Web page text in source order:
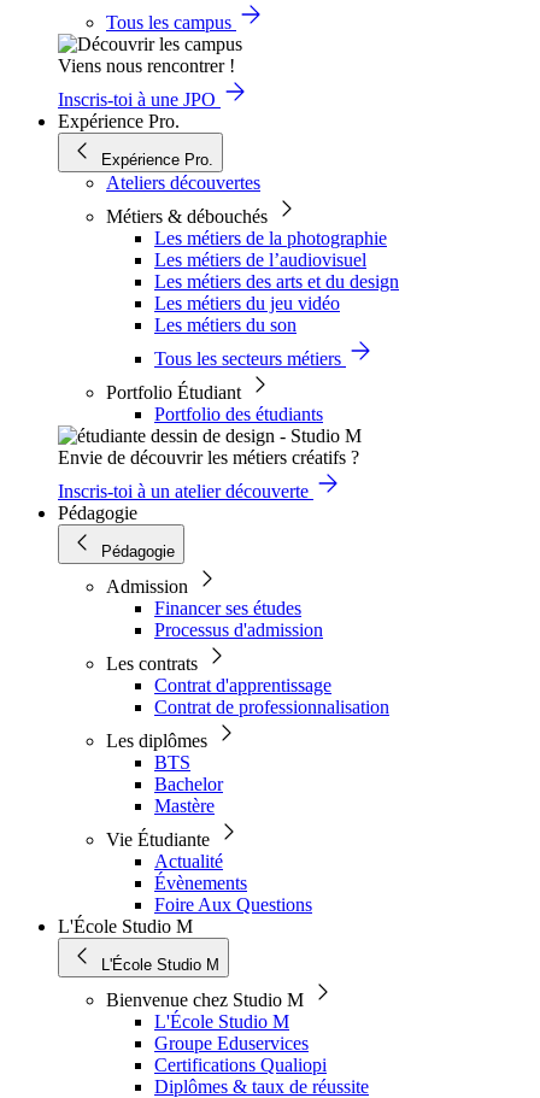
Tous les campus
Viens nous rencontrer !
Inscris-toi à une JPO
Expérience Pro.
Expérience Pro.
Ateliers découvertes
Métiers & débouchés
Les métiers de la photographie
Les métiers de l’audiovisuel
Les métiers des arts et du design
Les métiers du jeu vidéo
Les métiers du son
Tous les secteurs métiers
Portfolio Étudiant
Portfolio des étudiants
Envie de découvrir les métiers créatifs ?
Inscris-toi à un atelier découverte
Pédagogie
Pédagogie
Admission
Financer ses études
Processus d'admission
Les contrats
Contrat d'apprentissage
Contrat de professionnalisation
Les diplômes
BTS
Bachelor
Mastère
Vie Étudiante
Actualité
Évènements
Foire Aux Questions
L'École Studio M
L'École Studio M
Bienvenue chez Studio M
L'École Studio M
Groupe Eduservices
Certifications Qualiopi
Diplômes & taux de réussite